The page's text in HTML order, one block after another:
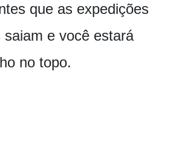
que as expedições
saiam e você estará
no topo.